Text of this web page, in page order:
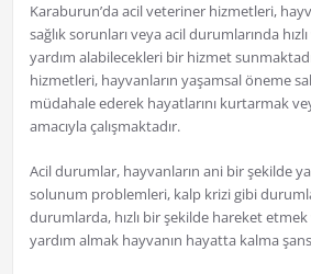
Karaburun’da acil veteriner hizmetleri,
sağlık sorunları veya acil durumlarında
yardım alabilecekleri bir hizmet
hizmetleri, hayvanların yaşamsal öneme
müdahale ederek hayatlarını kurtarmak
amacıyla çalışmaktadır.
Acil durumlar, hayvanların ani bir şekilde
solunum problemleri, kalp krizi gibi
durumlarda, hızlı bir şekilde hareket
yardım almak hayvanın hayatta kalma